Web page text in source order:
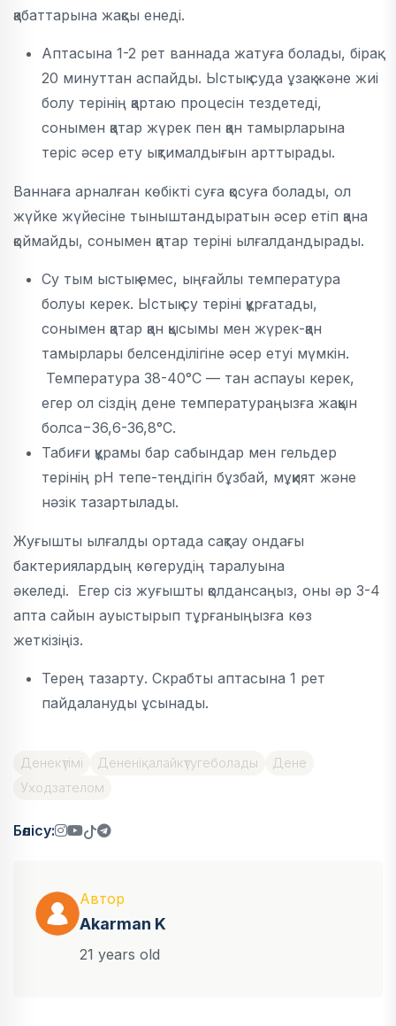
қабаттарына жақсы енеді.
Аптасына 1-2 рет ваннада жатуға болады, бірақ
20 минуттан аспайды. Ыстық суда ұзақ және жиі
болу терінің қартаю процесін тездетеді,
сонымен қатар жүрек пен қан тамырларына
теріс әсер ету ықтималдығын арттырады.
Ваннаға арналған көбікті суға қосуға болады, ол
жүйке жүйесіне тыныштандыратын әсер етіп қана
қоймайды, сонымен қатар теріні ылғалдандырады.
Су тым ыстық емес, ыңғайлы температура
болуы керек. Ыстық су теріні құрғатады,
сонымен қатар қан қысымы мен жүрек-қан
тамырлары белсенділігіне әсер етуі мүмкін.
Температура 38-40°C — тан аспауы керек,
егер ол сіздің дене температураңызға жақын
болса−36,6-36,8°C.
Табиғи құрамы бар сабындар мен гельдер
терінің рН тепе-теңдігін бұзбай, мұқият және
нәзік тазартылады.
Жуғышты ылғалды ортада сақтау ондағы
бактериялардың көгерудің таралуына
әкеледі. Егер сіз жуғышты қолдансаңыз, оны әр 3-4
апта сайын ауыстырып тұрғаныңызға көз
жеткізіңіз.
Терең тазарту. Скрабты аптасына 1 рет
пайдалануды ұсынады.
Денекүтімі Дененіқалайкүтугеболады
Дене
Уходзателом
Бөлісу:
Автор
Akarman K
21 years old